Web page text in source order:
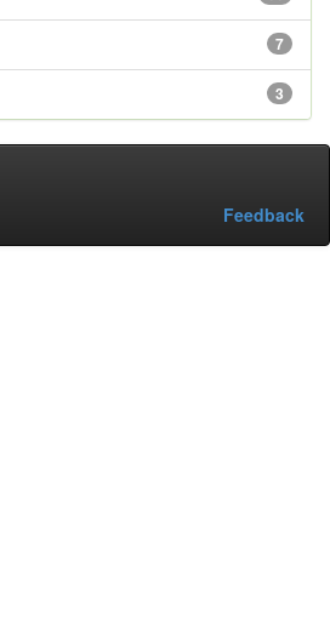
7
3
Feedback